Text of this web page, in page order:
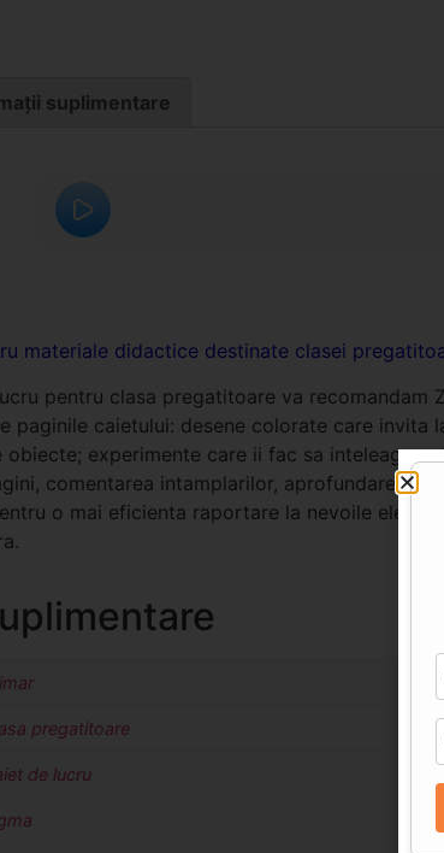
suplimentare
materiale didactice destinate clasei
pentru clasa pregatitoare va
paginile caietului: desene colorate care invita
experimente care ii fac sa inteleaga
comentarea intamplarilor, aprofundarea
o mai eficienta raportare la nevoile
pregatitoare
de lucru